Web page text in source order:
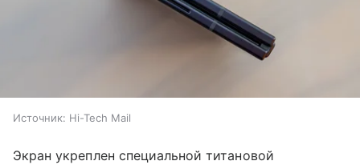
Источник: Hi-Tech Mail
Экран укреплен специальной титановой